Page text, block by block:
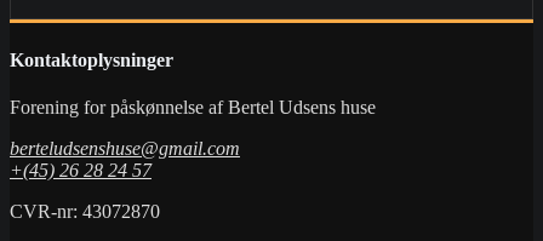
Kontaktoplysninger
Forening for påskønnelse af Bertel Udsens huse
berteludsenshuse@gmail.com
+(45) 26 28 24 57
CVR-nr: 43072870